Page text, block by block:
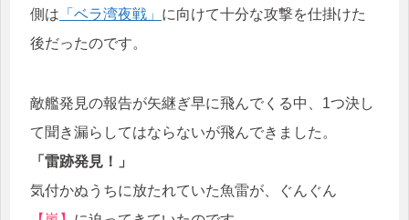
側は 「ベラ湾夜戦」 に向けて十分な攻撃を仕掛けた
後だったのです。
敵艦発見の報告が矢継ぎ早に飛んでくる中、1つ決し
て聞き漏らしてはならないが飛んできました。
「雷跡発見！」
気付かぬうちに放たれていた魚雷が、ぐんぐん